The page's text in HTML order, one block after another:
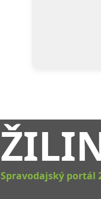
Spravodajský portál